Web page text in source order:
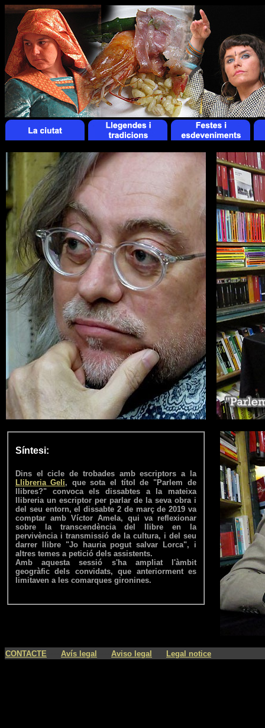
Síntesi:
Dins el cicle de trobades amb escriptors a la
Llibreria Geli, que sota el títol de "Parlem de
llibres?" convoca els dissabtes a la mateixa
llibreria un escriptor per parlar de la seva obra i
del seu entorn, el dissabte 2 de març de 2019 va
comptar amb Víctor Amela, qui va reflexionar
sobre la transcendència del llibre en la
pervivència i transmissió de la cultura, i del seu
darrer llibre "Jo hauria pogut salvar Lorca", i
altres temes a petició dels assistents.
Amb aquesta sessió s'ha ampliat l'àmbit
geogràfic dels convidats, que anteriorment es
limitaven a les comarques gironines.
CONTACTE Avís legal Aviso legal Legal notice